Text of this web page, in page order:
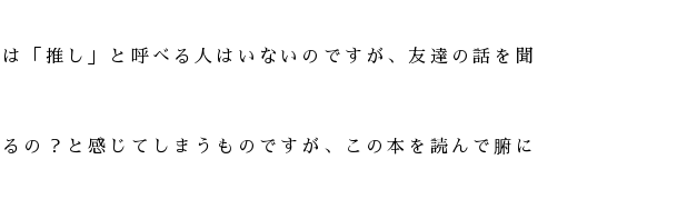
「推し」と呼べる人はいないのですが、友達の話を聞
の？と感じてしまうものですが、この本を読んで腑に